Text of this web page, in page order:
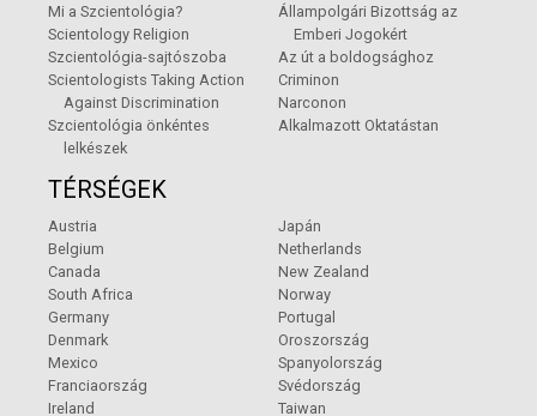
Mi a Szcientológia?
Scientology Religion
Szcientológia-sajtószoba
Scientologists Taking Action
Against Discrimination
Szcientológia önkéntes
lelkészek
Állampolgári Bizottság az
Emberi Jogokért
Az út a boldogsághoz
Criminon
Narconon
Alkalmazott Oktatástan
TÉRSÉGEK
Austria
Belgium
Canada
South Africa
Germany
Denmark
Mexico
Franciaország
Ireland
Japán
Netherlands
New Zealand
Norway
Portugal
Oroszország
Spanyolország
Svédország
Taiwan